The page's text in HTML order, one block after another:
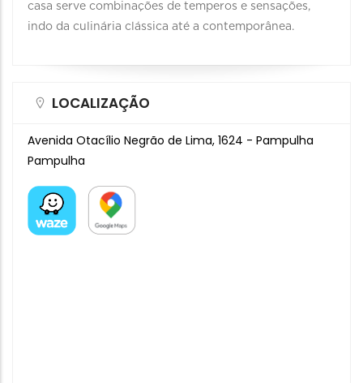
casa serve combinações de temperos e sensações,
indo da culinária clássica até a contemporânea.
LOCALIZAÇÃO
Avenida Otacílio Negrão de Lima, 1624 - Pampulha
Pampulha